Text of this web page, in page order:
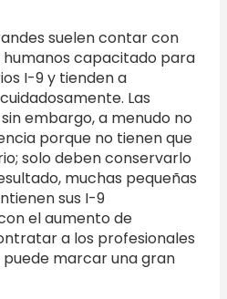
suelen contar con
capacitado para
I-9 y tienden a
Las
embargo, a menudo no
porque no tienen que
solo deben conservarlo
muchas pequeñas
sus I-9
el aumento de
a los profesionales
puede marcar una gran